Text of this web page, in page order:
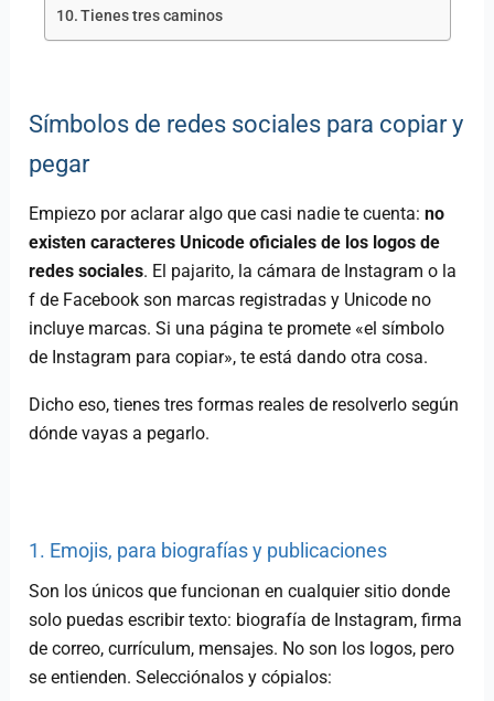
Tienes tres caminos
Símbolos de redes sociales para copiar y
pegar
Empiezo por aclarar algo que casi nadie te cuenta:no
existen caracteres Unicode oficiales de los logos de
redes sociales. El pajarito, la cámara de Instagram o la
f de Facebook son marcas registradas y Unicode no
incluye marcas. Si una página te promete «el símbolo
de Instagram para copiar», te está dando otra cosa.
Dicho eso, tienes tres formas reales de resolverlo según
dónde vayas a pegarlo.
1. Emojis, para biografías y publicaciones
Son los únicos que funcionan en cualquier sitio donde
solo puedas escribir texto: biografía de Instagram, firma
de correo, currículum, mensajes. No son los logos, pero
se entienden. Selecciónalos y cópialos: